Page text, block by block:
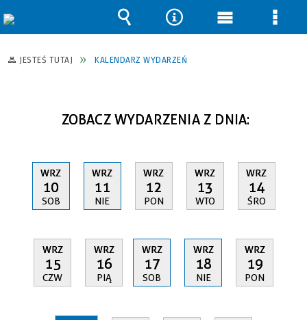
JESTEŚ TUTAJ KALENDARZ WYDARZEŃ
ZOBACZ WYDARZENIA Z DNIA:
WRZ
10
SOB
WRZ
11
NIE
WRZ
12
PON
WRZ
13
WTO
WRZ
14
ŚRO
WRZ
15
CZW
WRZ
16
PIĄ
WRZ
17
SOB
WRZ
18
NIE
WRZ
19
PON
Wyszukiwarka
Narzędzia
Menu Menu